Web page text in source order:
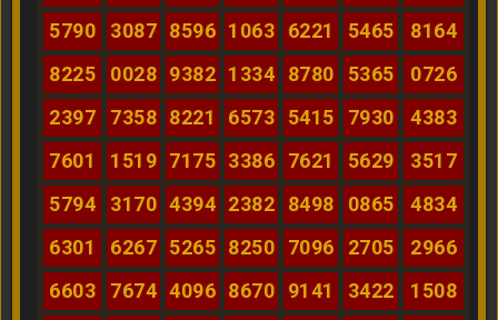
5790
3087 8596 1063 6221 5465
8164
8225
0028 9382 1334 8780 5365
0726
2397
7358 8221 6573 5415 7930
4383
7601
1519 7175 3386 7621 5629
3517
5794
3170 4394 2382 8498 0865
4834
6301
6267 5265 8250 7096 2705
2966
6603
7674 4096 8670 9141 3422
1508